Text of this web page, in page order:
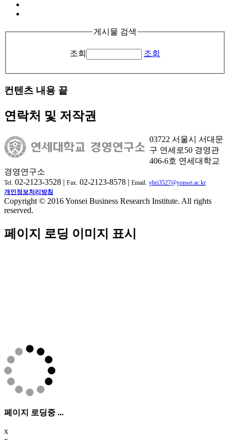
게시물 검색
조회 조회
컨텐츠 내용 끝
연락처 및 저작권
03722 서울시 서대문
구 연세로50 경영관
406-6호 연세대학교
경영연구소
Tel. 02-2123-3528 | Fax. 02-2123-8578 | Email. ybri3527@yonsei.ac.kr
개인정보처리방침
Copyright © 2016 Yonsei Business Research Institute. All rights
reserved.
페이지 로딩 이미지 표시
페이지 로딩중 ...
x